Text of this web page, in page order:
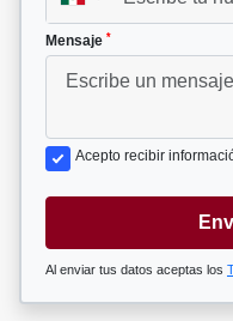
Mensaje *
Acepto recibir
Al enviar tus datos aceptas los